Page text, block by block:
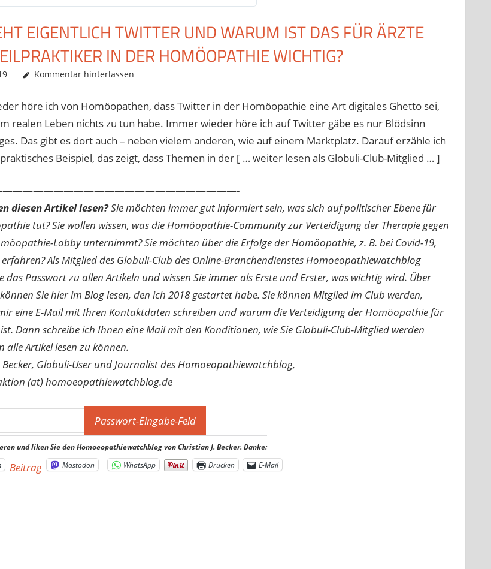
EIGENTLICH TWITTER UND WARUM IST DAS FÜR ÄRZTE
IN DER HOMÖOPATHIE WICHTIG?
Christian J. Becker
Allgemein
Kommentar hinterlassen
höre ich von Homöopathen, dass Twitter in der Homöopathie eine Art digitales Ghetto sei,
realen Leben nichts zu tun habe. Immer wieder höre ich auf Twitter gäbe es nur Blödsinn
Das gibt es dort auch – neben vielem anderen, wie auf einem Marktplatz. Darauf erzähle ich
Beispiel, das zeigt, dass Themen in der [ … weiter lesen als Globuli-Club-Mitglied … ]
diesen Artikel lesen?Sie möchten immer gut informiert sein, was sich auf politischer Ebene für
tut? Sie wollen wissen, was die Homöopathie-Community zur Verteidigung der Therapie gegen
Lobby unternimmt? Sie möchten über die Erfolge der Homöopathie, z. B. bei Covid-19,
Als Mitglied des Globuli-Club des Online-Branchendienstes Homoeopathiewatchblog
das Passwort zu allen Artikeln und wissen Sie immer als Erste und Erster, was wichtig wird. Über
Sie hier im Blog lesen, den ich 2018 gestartet habe. Sie können Mitglied im Club werden,
eine E-Mail mit Ihren Kontaktdaten schreiben und warum die Verteidigung der Homöopathie für
Dann schreibe ich Ihnen eine Mail mit den Konditionen, wie Sie Globuli-Club-Mitglied werden
alle Artikel lesen zu können.
Becker, Globuli-User und Journalist des Homoeopathiewatchblog,
(at) homoeopathiewatchblog.de
und liken Sie den Homoeopathiewatchblog von Christian J. Becker. Danke:
Beitrag Mastodon WhatsApp Drucken E-Mail